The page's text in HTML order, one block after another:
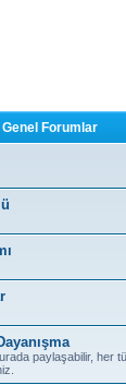
Genel Forumlar
paylaşabilir, her